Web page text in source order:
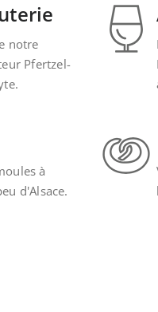
notre
Pfertzel-
à
d'Alsace.